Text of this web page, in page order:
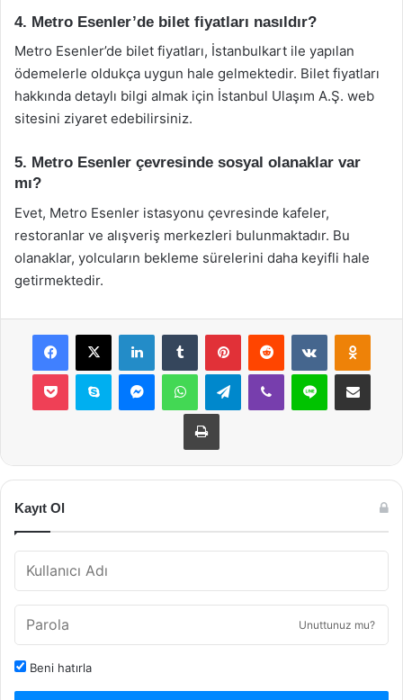
4. Metro Esenler’de bilet fiyatları nasıldır?
Metro Esenler’de bilet fiyatları, İstanbulkart ile yapılan
ödemelerle oldukça uygun hale gelmektedir. Bilet fiyatları
hakkında detaylı bilgi almak için İstanbul Ulaşım A.Ş. web
sitesini ziyaret edebilirsiniz.
5. Metro Esenler çevresinde sosyal olanaklar var
mı?
Evet, Metro Esenler istasyonu çevresinde kafeler,
restoranlar ve alışveriş merkezleri bulunmaktadır. Bu
olanaklar, yolcuların bekleme sürelerini daha keyifli hale
getirmektedir.
Facebook
X LinkedInTumblr PinterestReddit VKontakte
Pocket Skype MessengerWhatsAppTelegramViber Line E-Posta ile
Yazdır
Kayıt Ol
Unuttunuz mu?
Beni hatırla